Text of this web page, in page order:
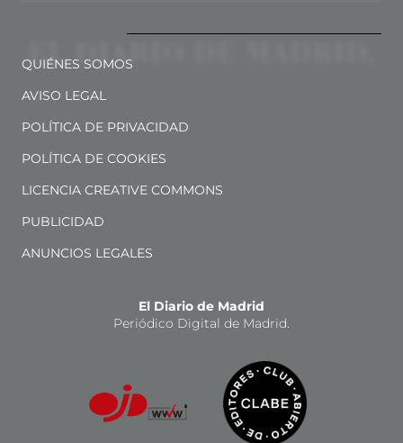
QUIÉNES SOMOS
AVISO LEGAL
POLÍTICA DE PRIVACIDAD
POLÍTICA DE COOKIES
LICENCIA CREATIVE COMMONS
PUBLICIDAD
ANUNCIOS LEGALES
El Diario de Madrid
Periódico Digital de Madrid.